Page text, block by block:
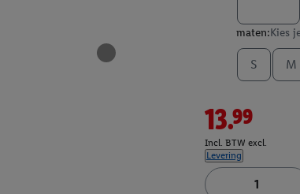
maten:Kies
S M
13.99
Incl. BTW excl.
Levering